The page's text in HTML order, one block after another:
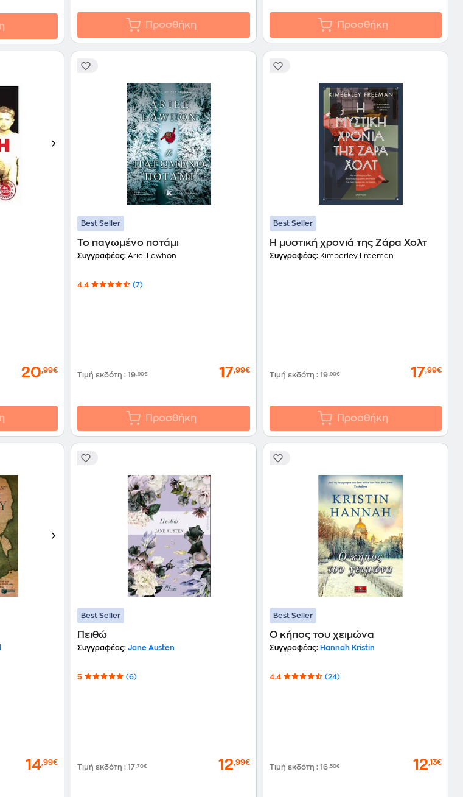
Προσθήκη Προσθήκη
20,99€
Best Seller
Το παγωμένο ποτάμι
Συγγραφέας: Ariel Lawhon
4.4 (7)
Τιμή εκδότη:19,90€ 17,99€
Προσθήκη
Best Seller
Η μυστική χρονιά της Ζάρα Χολτ
Συγγραφέας:Kimberley Freeman
Τιμή εκδότη : 19,90€ 17,99€
Προσθήκη
14,99€
Best Seller
Πειθώ
Συγγραφέας: Jane Austen
5 (6)
Τιμή εκδότη:17,70€ 12,99€
Best Seller
Ο κήπος του χειμώνα
Συγγραφέας:Hannah Kristin
4.4 (24)
Τιμή εκδότη : 16,50€ 12,13€